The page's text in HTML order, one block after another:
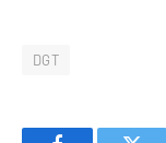
DGT